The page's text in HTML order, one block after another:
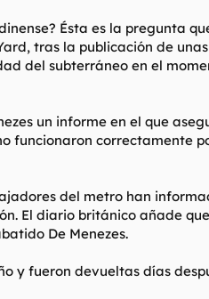
Ésta es la pregunta
tras la publicación de
del subterráneo en el
un informe en el que
correctamente
del metro han
El diario británico añade
De Menezes.
y fueron devueltas días